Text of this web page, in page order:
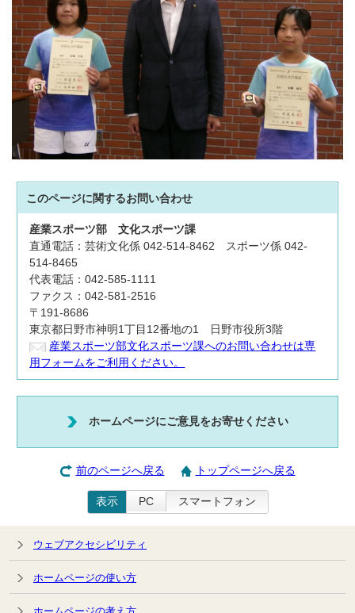
このページに関するお問い合わせ
産業スポーツ部文化スポーツ課
直通電話：芸術文化係 042-514-8462 スポーツ係 042-
514-8465
代表電話：042-585-1111
ファクス：042-581-2516
〒191-8686
東京都日野市神明1丁目12番地の1 日野市役所3階
産業スポーツ部文化スポーツ課へのお問い合わせは専
用フォームをご利用ください。
ホームページにご意見をお寄せください
前のページへ戻る トップページへ戻る
表示 PC スマートフォン
ウェブアクセシビリティ
ホームページの使い方